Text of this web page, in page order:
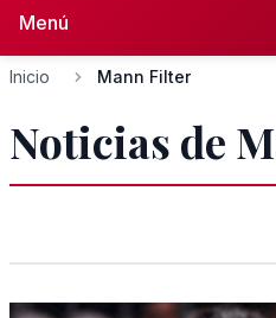
Menú
Inicio Mann Filter
Noticias de